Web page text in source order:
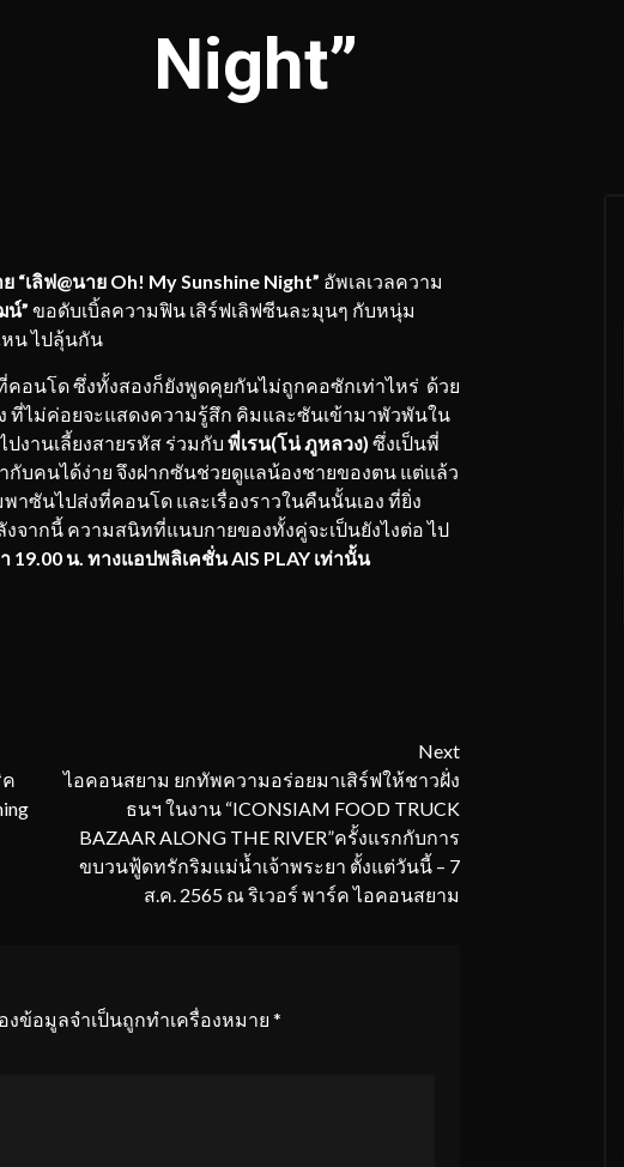
Night”
“เลิฟ@นาย Oh! My Sunshine Night” อัพเลเวลความ
น์” ขอดับเบิ้ลความฟิน เสิร์ฟเลิฟซีนละมุนๆ กับหนุ่ม
น ไปลุ้นกัน
คอนโด ซึ่งทั้งสองก็ยังพูดคุยกันไม่ถูกคอซักเท่าไหร่ ด้วย
ไม่ค่อยจะแสดงความรู้สึก คิมและซันเข้ามาพัวพันใน
งานเลี้ยงสายรหัส ร่วมกับ พี่เรน(โน่ ภูหลวง) ซึ่งเป็นพี่
กับคนได้ง่าย จึงฝากซันช่วยดูแลน้องชายของตน แต่แล้ว
าซันไปส่งที่คอนโด และเรื่องราวในคืนนั้นเอง ที่ยิ่ง
ากนี้ ความสนิทที่แนบกายของทั้งคู่จะเป็นยังไงต่อ ไป
19.00 น. ทางแอปพลิเคชั่นAIS PLAY เท่านั้น
Next
ไอคอนสยาม ยกทัพความอร่อยมาเสิร์ฟให้ชาวฝั่ง
ธนฯ ในงาน “ICONSIAM FOOD TRUCK
BAZAAR ALONG THE RIVER”ครั้งแรกกับการ
ขบวนฟู้ดทรักริมแม่น้ำเจ้าพระยา ตั้งแต่วันนี้ – 7
ส.ค. 2565 ณ ริเวอร์ พาร์ค ไอคอนสยาม
งข้อมูลจำเป็นถูกทำเครื่องหมาย *